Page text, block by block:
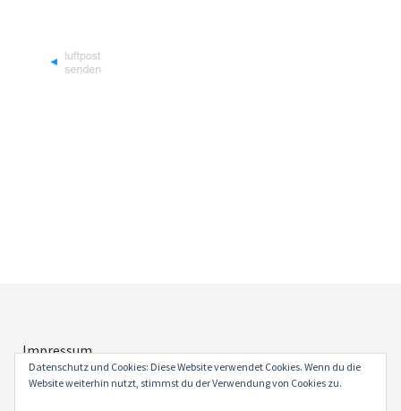
Impressum
Datenschutz
Datenschutz und Cookies: Diese Website verwendet Cookies. Wenn du die
Website weiterhin nutzt, stimmst du der Verwendung von Cookies zu.